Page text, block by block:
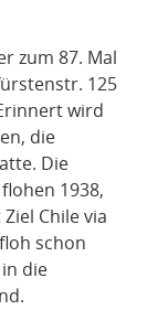
zum 87. Mal
125
wird
die
Die
1938,
Chile via
schon
die